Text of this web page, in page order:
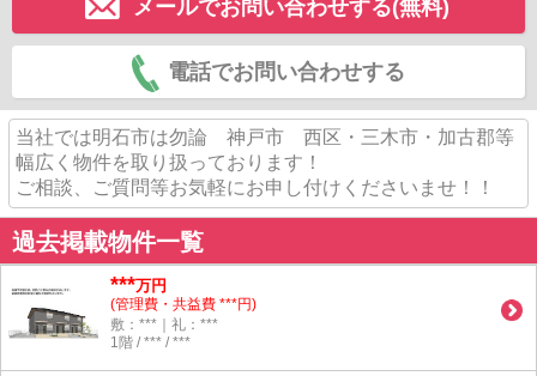
メールでお問い合わせする(無料)
電話でお問い合わせする
当社では明石市は勿論 神戸市 西区・三木市・加古郡等
幅広く物件を取り扱っております！
ご相談、ご質問等お気軽にお申し付けくださいませ！！
過去掲載物件一覧
***万円
(管理費・共益費 ***円)
敷：***｜礼：***
1階 / *** / ***